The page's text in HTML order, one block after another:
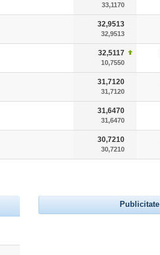
33,1170
32,9513
32,9513
32,5117
10,7550
31,7120
31,7120
31,6470
31,6470
30,7210
30,7210
Publicitate